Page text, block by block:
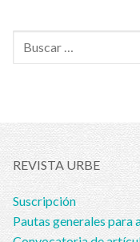
Buscar:
REVISTA URBE
Suscripción
Pautas generales para